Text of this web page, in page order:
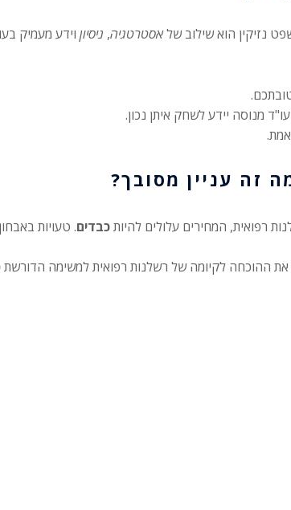
נזיקין הוא שילוב שלאסטרטגיה, ניסיון וידע מעמיק
מנוסה יידע לשחק איתן נכון.
זה עניין מסובך?
רפואית, המחירים עלולים להיותכבדים. טעויות
ההוכחה לקיומה של רשלנות רפואית למשימה הדורשת